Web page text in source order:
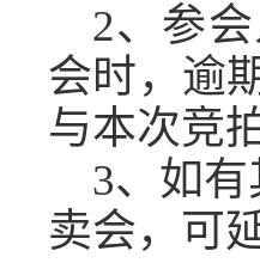
2、参会
会时， 逾
与本次竞
3、如
卖会，可